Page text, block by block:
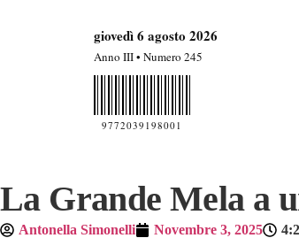
giovedì 6 agosto 2026
Anno III • Numero 245
9772039198001
La Grande Mela a
Antonella Simonelli Novembre 3, 2025